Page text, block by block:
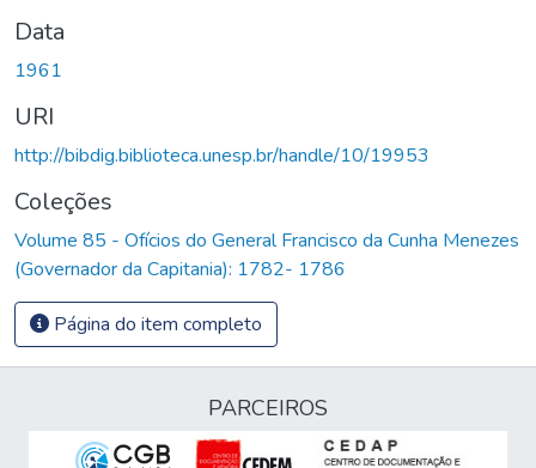
Data
1961
URI
http://bibdig.biblioteca.unesp.br/handle/10/19953
Coleções
Volume 85 - Ofícios do General Francisco da Cunha Menezes
(Governador da Capitania): 1782- 1786
Página do item completo
PARCEIROS